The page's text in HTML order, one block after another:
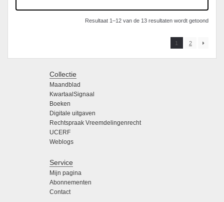
Resultaat 1–12 van de 13 resultaten wordt getoond
1 2
Collectie
Maandblad
KwartaalSignaal
Boeken
Digitale uitgaven
Rechtspraak Vreemdelingenrecht
UCERF
Weblogs
Service
Mijn pagina
Abonnementen
Contact